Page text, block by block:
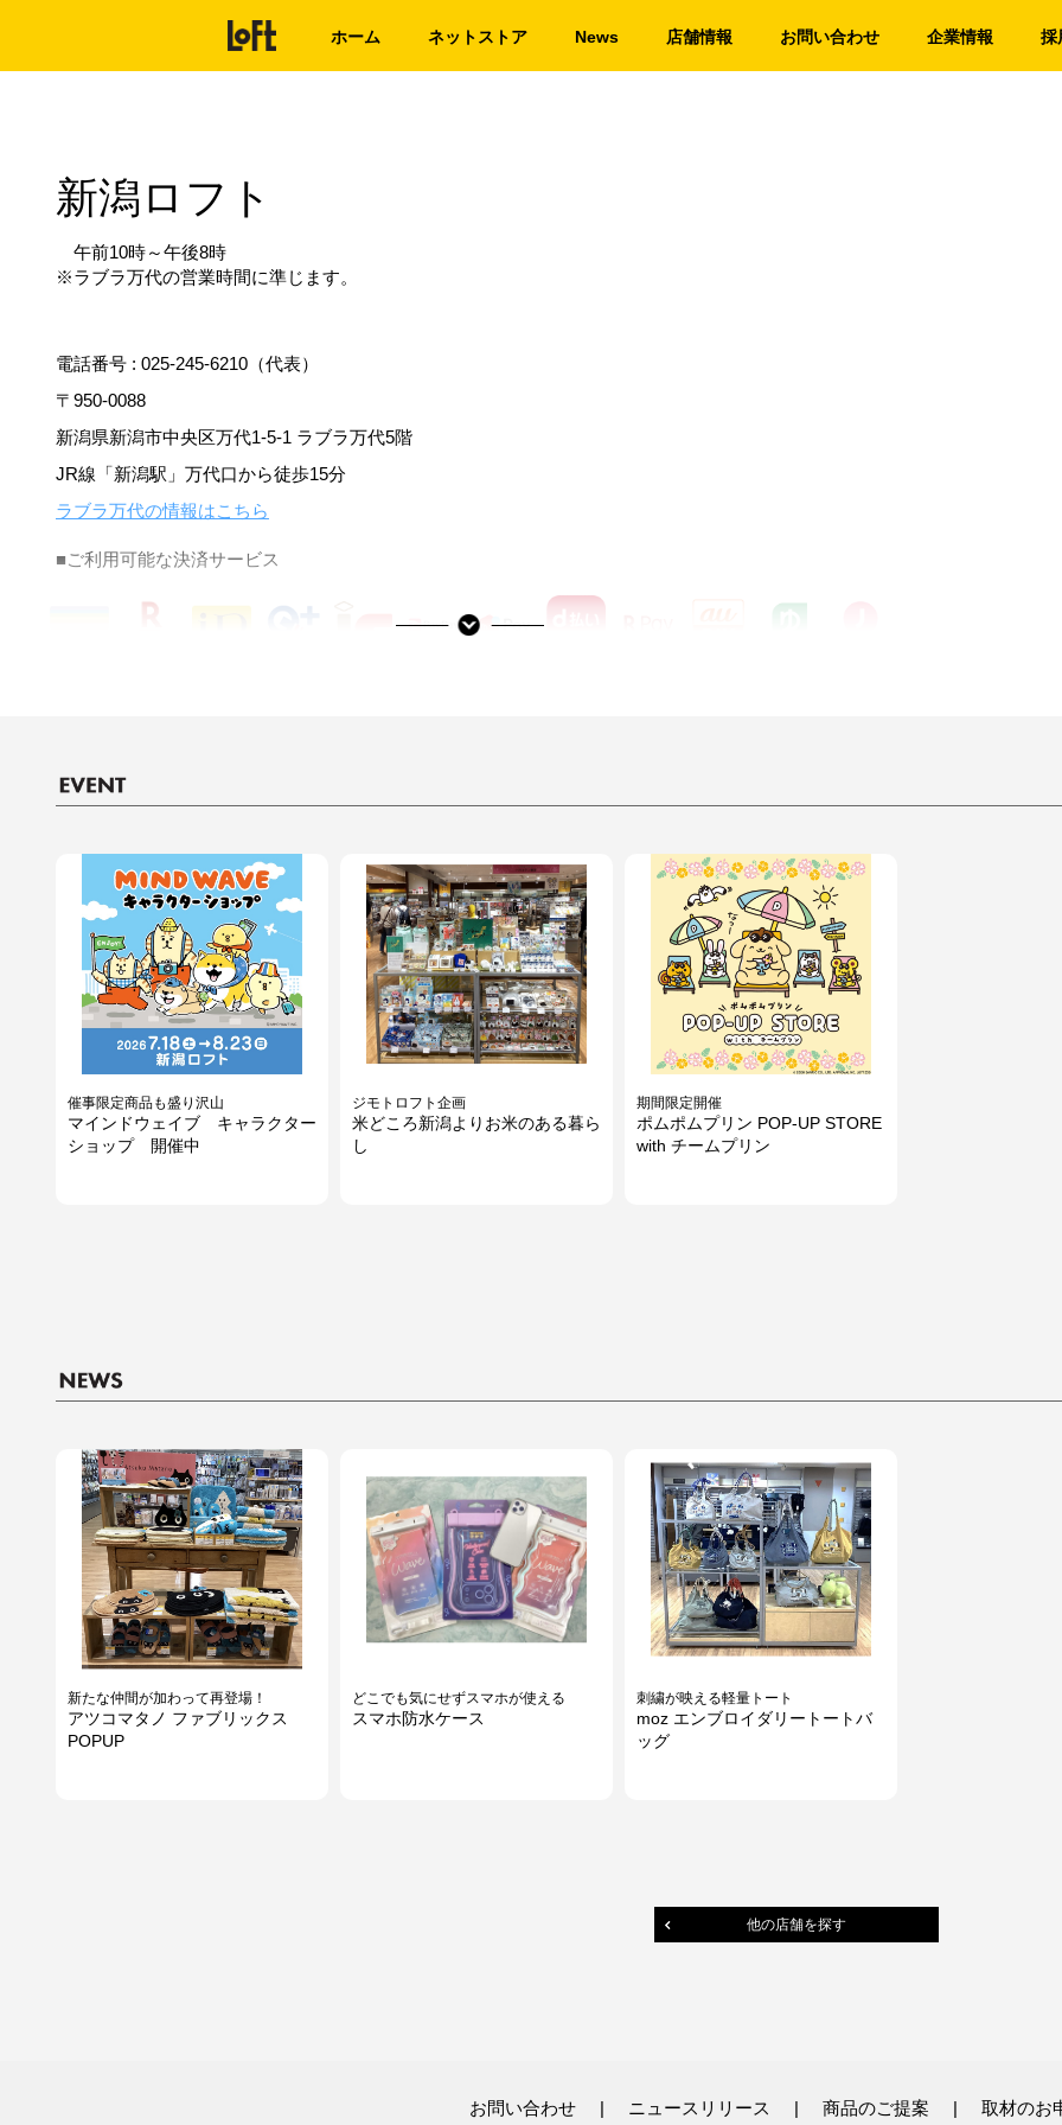
ホーム ネットストア News 店舗情報 お問い合わせ 企業情報 採
新潟ロフト
午前10時～午後8時
※ラブラ万代の営業時間に準じます。
電話番号 : 025-245-6210（代表）
〒950-0088
新潟県新潟市中央区万代1-5-1 ラブラ万代5階
JR線「新潟駅」万代口から徒歩15分
ラブラ万代の情報はこちら
■ご利用可能な決済サービス
催事限定商品も盛り沢山
マインドウェイブ キャラクター
ショップ 開催中
ジモトロフト企画
米どころ新潟よりお米のある暮ら
し
期間限定開催
ポムポムプリン POP-UP STORE
with チームプリン
新たな仲間が加わって再登場！
アツコマタノ ファブリックス
POPUP
どこでも気にせずスマホが使える
スマホ防水ケース
刺繍が映える軽量トート
moz エンブロイダリートートバ
ッグ
他の店舗を探す
お問い合わせ ニュースリリース 商品のご提案 取材のお